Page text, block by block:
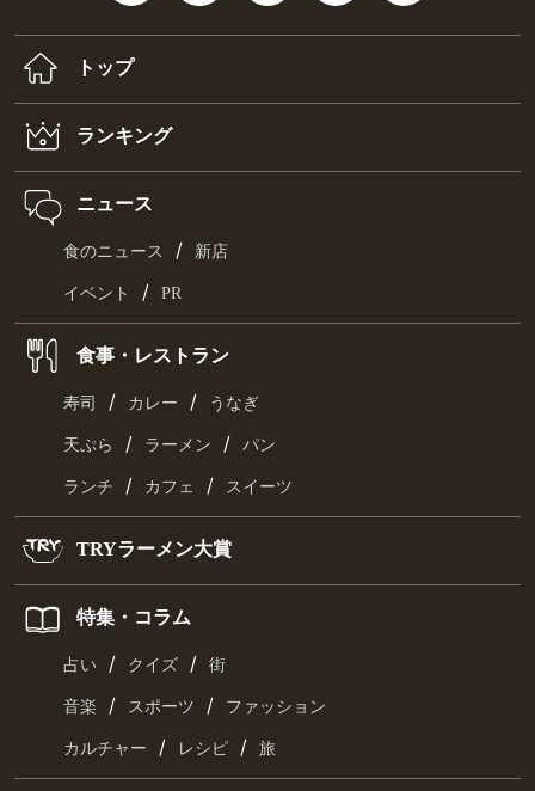
トップ
ランキング
ニュース
食のニュース / 新店
イベント / PR
食事・レストラン
寿司 / カレー / うなぎ
天ぷら / ラーメン / パン
ランチ / カフェ / スイーツ
TRYラーメン大賞
特集・コラム
占い / クイズ / 街
音楽 / スポーツ / ファッション
カルチャー / レシピ / 旅